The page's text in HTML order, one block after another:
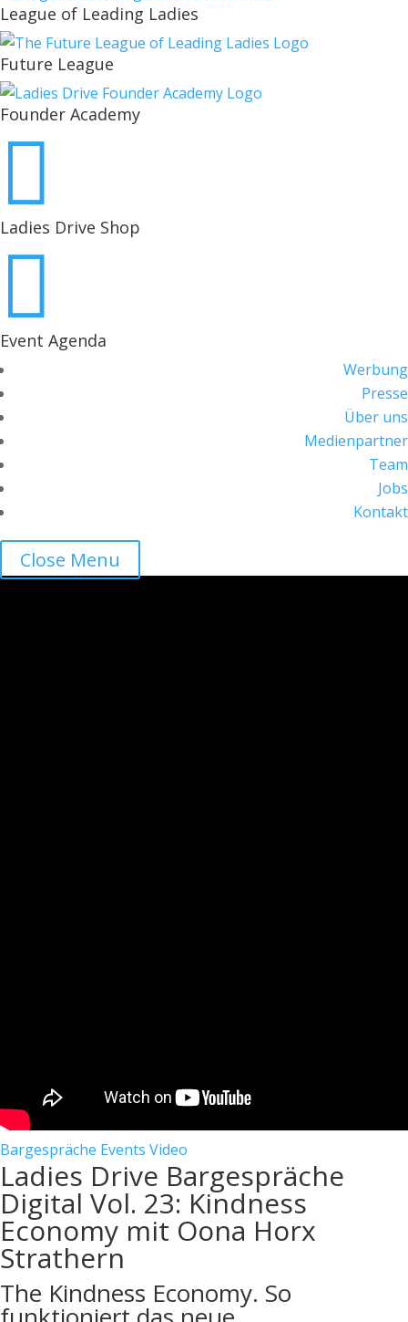
League of Leading Ladies
Future League
Founder Academy

Ladies Drive Shop

Event Agenda
Werbung
Presse
Über uns
Medienpartner
Team
Jobs
Kontakt
Close Menu
Bargespräche Events Video
Ladies Drive Bargespräche
Digital Vol. 23: Kindness
Economy mit Oona Horx
Strathern
The Kindness Economy. So